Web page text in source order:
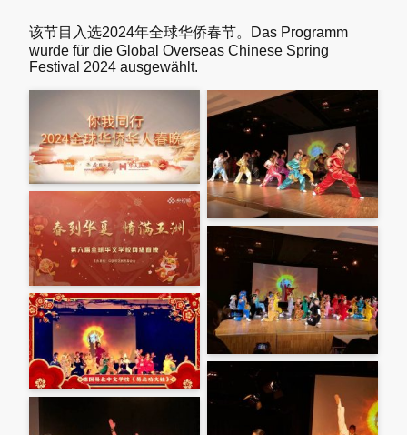
该节目入选2024年全球华侨春节。Das Programm
wurde für die Global Overseas Chinese Spring
Festival 2024 ausgewählt.